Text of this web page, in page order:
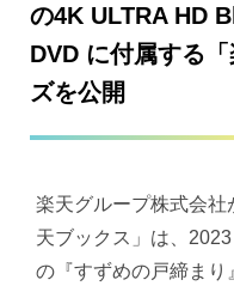
の4K ULTRA HD
DVD に付属する
ズを公開
楽天グループ株式会社
天ブックス」は、
の『すずめの戸締まり